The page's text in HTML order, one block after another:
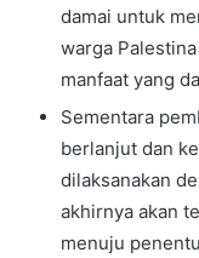
damai untuk
warga
manfaat yang
Sementara
berlanjut dan
dilaksanakan
akhirnya akan
menuju